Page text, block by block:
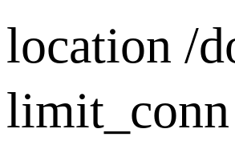
location /